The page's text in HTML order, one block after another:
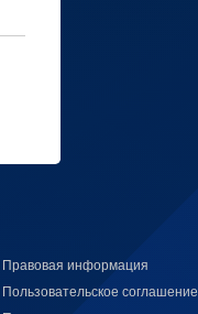
Правовая информация
Пользовательское соглашение